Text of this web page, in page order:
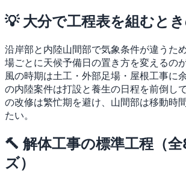
💡 大分で工程表を組むと
沿岸部と内陸山間部で気象条件が違うた
場ごとに天候予備日の置き方を変えるの
風の時期は土工・外部足場・屋根工事に
の内陸案件は打設と養生の日程を前倒し
の改修は繁忙期を避け、山間部は移動時
たい。
🔨 解体工事の標準工程（
ズ）